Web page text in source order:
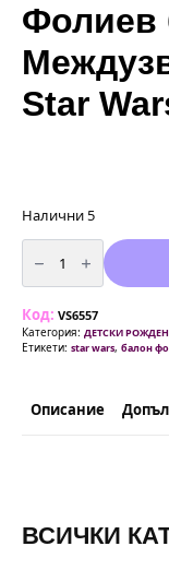
Фолиев
Star
Налични 5
количество
за
Фолиев
балон
R2
D2
-
Междузвездни
Star
Wars
Код: VS6557
Категория: ДЕТСКИ
Етикети: star wars, балон
Описание
ВСИЧКИ